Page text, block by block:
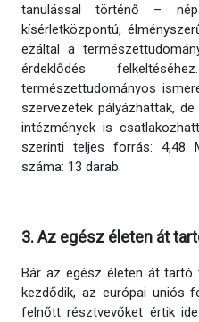
tanulással történő –
kísérletközpontú,
ezáltal a
érdeklődés
természettudományos
szervezetek pályázhattak,
intézmények is
szerinti teljes forrás: 4,48
száma: 13 darab.
3. Az egész életen át
Bár az egész életen át tartó
kezdődik, az európai uniós
felnőtt résztvevőket értik